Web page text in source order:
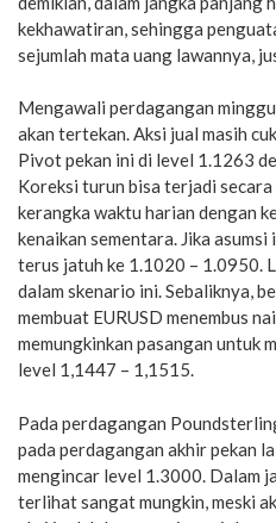
kekhawatiran, sehingga
sejumlah mata uang lawannya,
Mengawali perdagangan
akan tertekan. Aksi jual masih
Pivot pekan ini di level 1.1263
Koreksi turun bisa terjadi
kerangka waktu harian dengan
kenaikan sementara. Jika asumsi
terus jatuh ke 1.1020 – 1.0950.
dalam skenario ini. Sebaliknya,
membuat EURUSD menembus
memungkinkan pasangan untuk
level 1,1447 – 1,1515.
Pada perdagangan
pada perdagangan akhir pekan
mengincar level 1.3000. Dalam
terlihat sangat mungkin, meski